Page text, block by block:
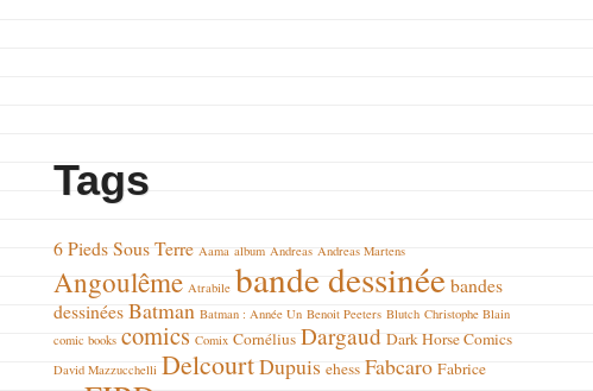
Tags
6 Pieds Sous Terre Aama album Andreas Andreas Martens
Angoulême Atrabile bande dessinée bandes
dessinées Batman Batman : Année Un Benoit Peeters Blutch Christophe Blain
comic books comics Comix Cornélius Dargaud Dark Horse Comics
David Mazzucchelli DelcourtDupuis ehess Fabcaro Fabrice